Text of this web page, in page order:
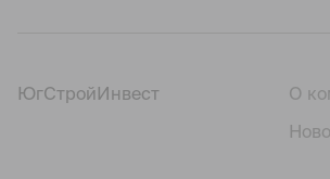
ЮгСтройИнвест
О